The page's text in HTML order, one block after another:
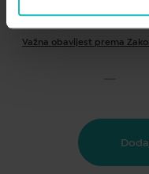
Dodaj na listu želja
Važna obavijest prema
SUMMER25
Dodatak prehrani